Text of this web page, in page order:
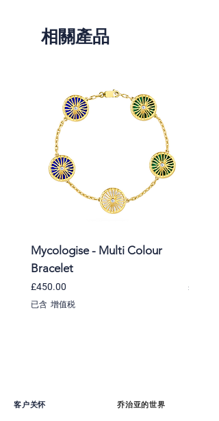
相關產品
Mycologise - Multi Colour
Bracelet
價格
£450.00
已含 增值税
價格
£298.00
客户关怀 乔治亚的世界